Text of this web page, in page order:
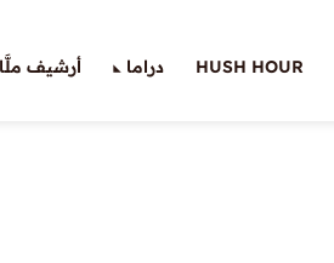
HUSH HOUR دراما أرشيف